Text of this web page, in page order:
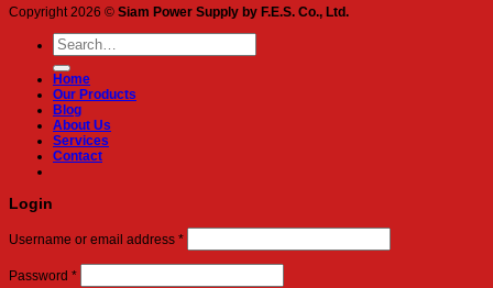
Copyright 2026 © Siam Power Supply by F.E.S. Co., Ltd.
Search
for:
Home
Our Products
Blog
About Us
Services
Contact
Login
Username or email address *Required
Password *Required